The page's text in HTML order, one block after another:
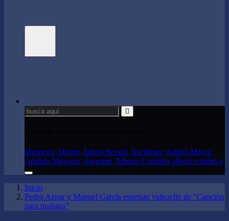
Buscar:
abernego Aborto Abuso Sexual Accidente Adulto Mayor
Adultos Mayores Agresión Alberto Cordoba alberto cordova
Inicio
Pedro Aznar y Manuel García estrenan videoclip de “Canción
para mañana”